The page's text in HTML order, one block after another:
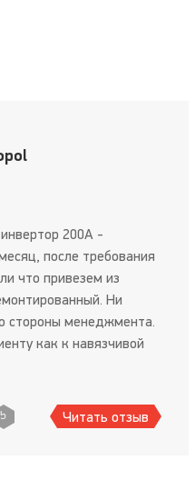
200А -
после требования
что привезем из
Ни
стороны менеджмента.
как к навязчивой
5 Читать отзыв